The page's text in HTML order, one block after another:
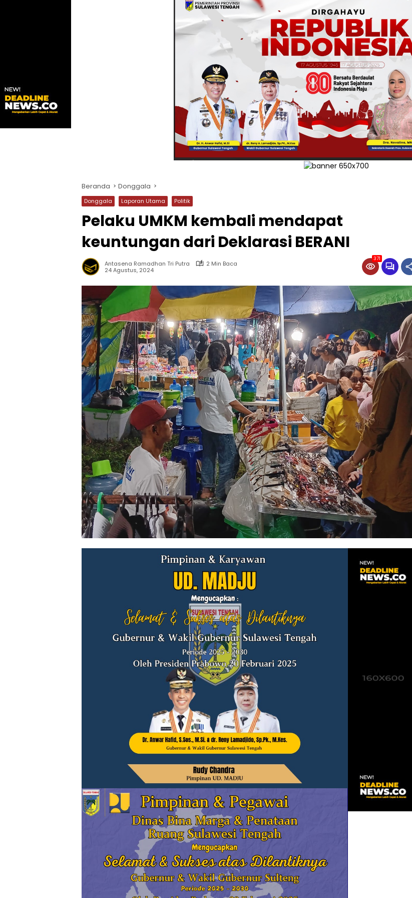
Beranda Donggala
Donggala Laporan Utama Politik
Pelaku UMKM kembali mendapat
keuntungan dari Deklarasi BERANI
Antasena Ramadhan Tri Putra
2 Min Baca
24 Agustus, 2024
371